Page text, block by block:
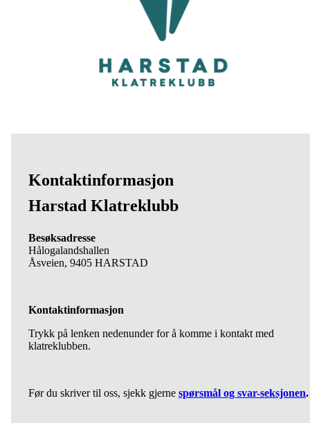
Kontaktinformasjon
Harstad Klatreklubb
Besøksadresse
Hålogalandshallen
Åsveien, 9405 HARSTAD
Kontaktinformasjon
Trykk på lenken nedenunder for å komme i kontakt med
klatreklubben.
Før du skriver til oss, sjekk gjerne spørsmål og svar-seksjonen.